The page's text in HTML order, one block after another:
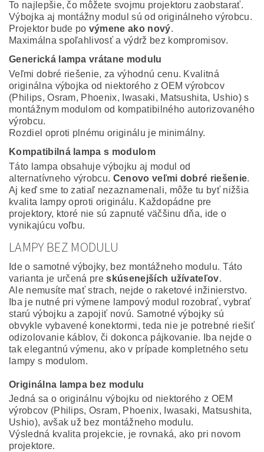
To najlepšie, čo môžete svojmu projektoru zaobstarať.
Výbojka aj montážny modul sú od originálneho výrobcu.
Projektor bude po výmene ako nový.
Maximálna spoľahlivosť a výdrž bez kompromisov.
Generická lampa vrátane modulu
Veľmi dobré riešenie, za výhodnú cenu. Kvalitná
originálna výbojka od niektorého z OEM výrobcov
(Philips, Osram, Phoenix, Iwasaki, Matsushita, Ushio) s
montážnym modulom od kompatibilného autorizovaného
výrobcu.
Rozdiel oproti plnému originálu je minimálny.
Kompatibilná lampa s modulom
Táto lampa obsahuje výbojku aj modul od
alternatívneho výrobcu. Cenovo veľmi dobré riešenie.
Aj keď sme to zatiaľ nezaznamenali, môže tu byť nižšia
kvalita lampy oproti originálu. Každopádne pre
projektory, ktoré nie sú zapnuté väčšinu dňa, ide o
vynikajúcu voľbu.
LAMPY BEZ MODULU
Ide o samotné výbojky, bez montážneho modulu. Táto
varianta je určená preskúsenejších užívateľov.
Ale nemusíte mať strach, nejde o raketové inžinierstvo.
Iba je nutné pri výmene lampový modul rozobrať, vybrať
starú výbojku a zapojiť novú. Samotné výbojky sú
obvykle vybavené konektormi, teda nie je potrebné riešiť
odizolovanie káblov, či dokonca pájkovanie. Iba nejde o
tak elegantnú výmenu, ako v prípade kompletného setu
lampy s modulom.
Originálna lampa bez modulu
Jedná sa o originálnu výbojku od niektorého z OEM
výrobcov (Philips, Osram, Phoenix, Iwasaki, Matsushita,
Ushio), avšak už bez montážneho modulu.
Výsledná kvalita projekcie, je rovnaká, ako pri novom
projektore.